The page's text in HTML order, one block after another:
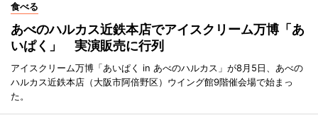
食べる
あべのハルカス近鉄本店でアイスクリーム万博「あ
いぱく」 実演販売に行列
アイスクリーム万博「あいぱく in あべのハルカス」が8月5日、あべの
ハルカス近鉄本店（大阪市阿倍野区）ウイング館9階催会場で始まっ
た。